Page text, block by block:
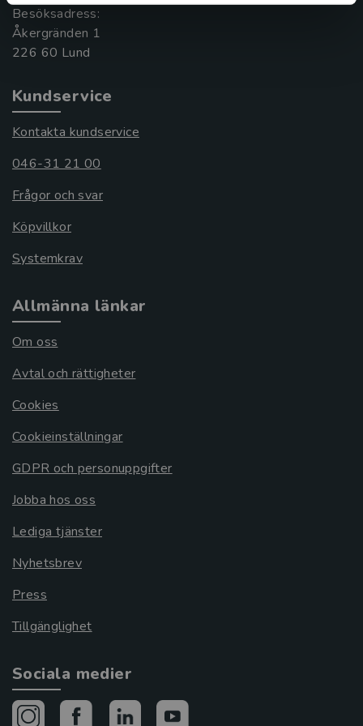
Besöksadress:
Åkergränden 1
Kundservice
Kontakta kundservice
046-31 21 00
Frågor och svar
Köpvillkor
Systemkrav
Allmänna länkar
Om oss
Avtal och rättigheter
Cookies
Cookieinställningar
GDPR och personuppgifter
Jobba hos oss
Lediga tjänster
Nyhetsbrev
Press
Tillgänglighet
Sociala medier